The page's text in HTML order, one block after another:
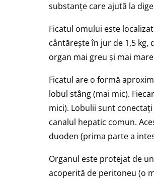
substanțe care ajută la
Ficatul omului este
cântărește în jur de 1,5 kg,
organ mai greu și mai
Ficatul are o formă
lobul stâng (mai mic).
mici). Lobulii sunt
canalul hepatic comun.
duoden (prima parte a
Organul este protejat de
acoperită de peritoneu (o